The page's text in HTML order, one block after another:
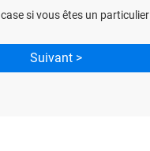
si vous êtes un particulier